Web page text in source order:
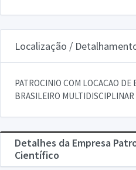
Localização /
PATROCINIO COM LOCACAO DE
BRASILEIRO
Detalhes da Empresa
Científico